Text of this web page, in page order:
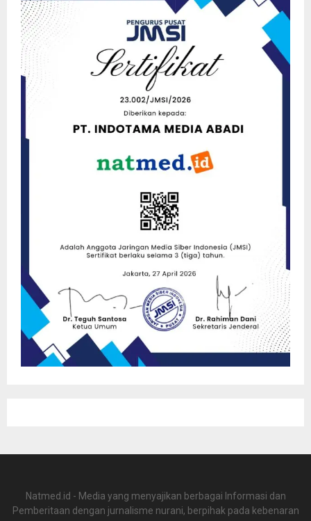
Natmed.id - Media yang menyajikan berbagai Informasi dan
Pemberitaan dengan jurnalisme nurani, berpihak pada kebenaran